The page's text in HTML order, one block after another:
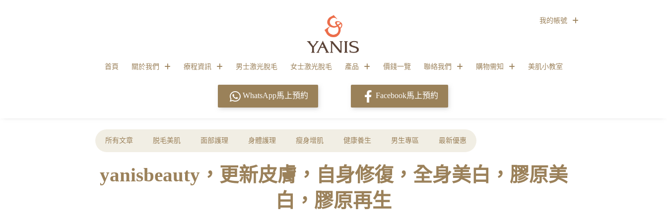
首頁 關於我們 療程資訊 男士激光脫毛 女士激光脫毛 產品 價錢一覽 聯絡我們 購物需知 美肌小教室
我的帳號
WhatsApp馬上預約 Facebook馬上預約
所有文章 脱毛美肌 面部護理 身體護理 瘦身增肌 健康養生 男生專區 最新優惠
yanisbeauty，更新皮膚，自身修復，全身美白，膠原美
白，膠原再生